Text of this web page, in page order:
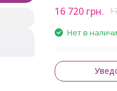
16 720 грн.
Нет в